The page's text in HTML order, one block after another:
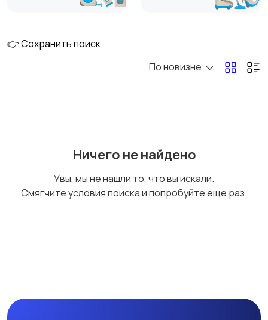
👉 Сохранить поиск
По новизне
Ничего не найдено
Увы, мы не нашли то, что вы искали.
Смягчите условия поиска и попробуйте еще раз.